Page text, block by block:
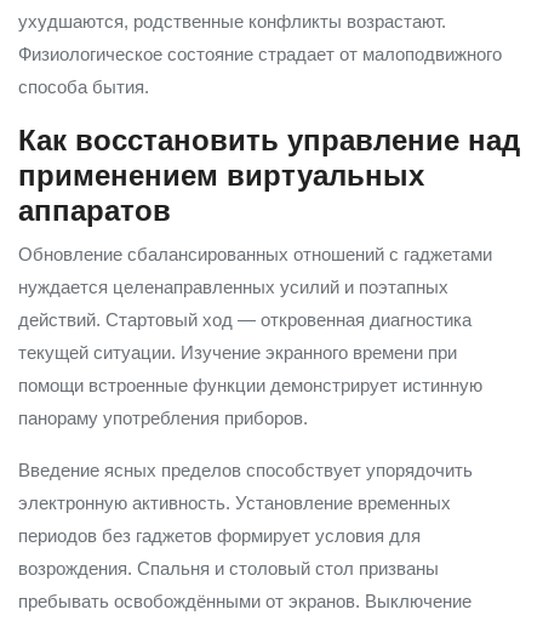
ухудшаются, родственные конфликты возрастают.
Физиологическое состояние страдает от малоподвижного
способа бытия.
Как восстановить управление над
применением виртуальных
аппаратов
Обновление сбалансированных отношений с гаджетами
нуждается целенаправленных усилий и поэтапных
действий. Стартовый ход — откровенная диагностика
текущей ситуации. Изучение экранного времени при
помощи встроенные функции демонстрирует истинную
панораму употребления приборов.
Введение ясных пределов способствует упорядочить
электронную активность. Установление временных
периодов без гаджетов формирует условия для
возрождения. Спальня и столовый стол призваны
пребывать освобождёнными от экранов. Выключение